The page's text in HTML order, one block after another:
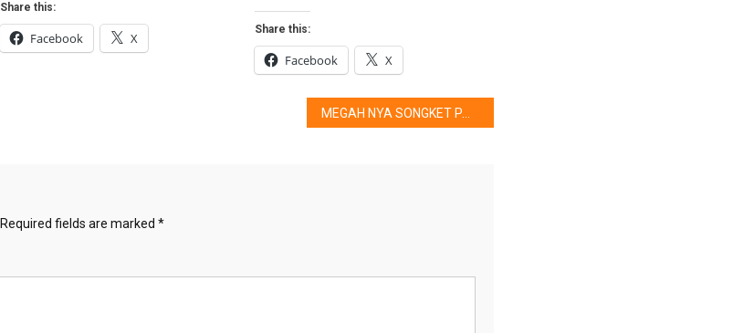
Share this:
Facebook X
Share this:
Facebook X
MEGAH NYA SONGKET PALEMBANG DI LONDON FASHION WEEK 2019
Required fields are marked *